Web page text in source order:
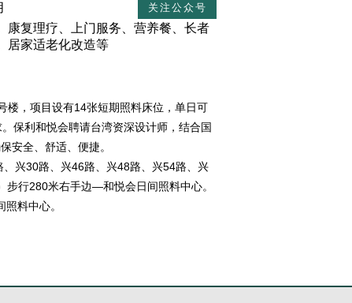
康复理疗、上门服务、营养餐、长者
居家适老化改造等
关注公众号
楼，项目设有14张短期照料床位，单日可
保利和悦会聘请台湾资深设计师，结合国
安全、舒适、便捷。
兴30路、兴46路、兴48路、兴54路、兴
行280米右手边—和悦会日间照料中心。
料中心。